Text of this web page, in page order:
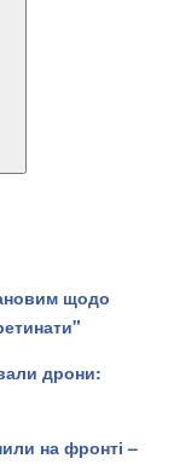
щодо
дрони:
на фронті –